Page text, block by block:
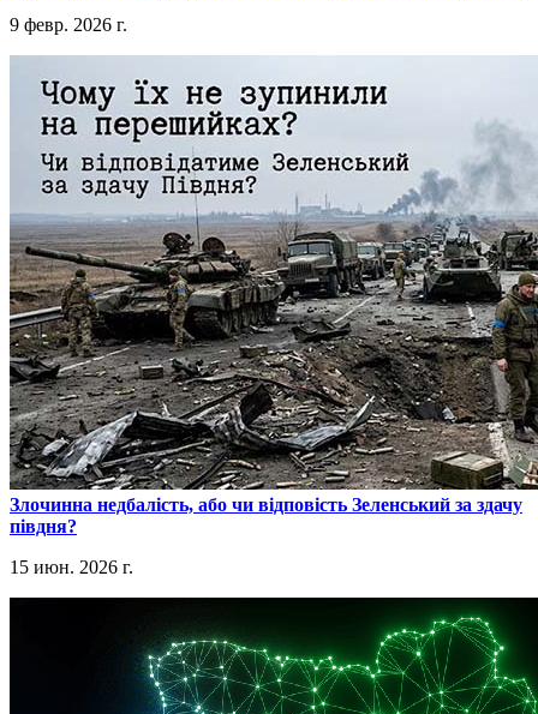
9 февр. 2026 г.
​Злочинна недбалість, або чи відповість Зеленський за здачу
півдня?
15 июн. 2026 г.